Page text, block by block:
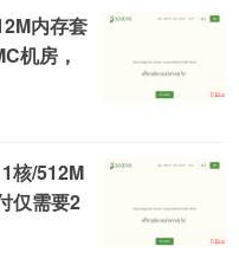
内存套
机房，
核/512M
仅需要2